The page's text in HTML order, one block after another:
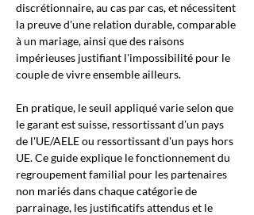
discrétionnaire, au cas par cas, et nécessitent
la preuve d'une relation durable, comparable
à un mariage, ainsi que des raisons
impérieuses justifiant l'impossibilité pour le
couple de vivre ensemble ailleurs.
En pratique, le seuil appliqué varie selon que
le garant est suisse, ressortissant d'un pays
de l'UE/AELE ou ressortissant d'un pays hors
UE. Ce guide explique le fonctionnement du
regroupement familial pour les partenaires
non mariés dans chaque catégorie de
parrainage, les justificatifs attendus et le